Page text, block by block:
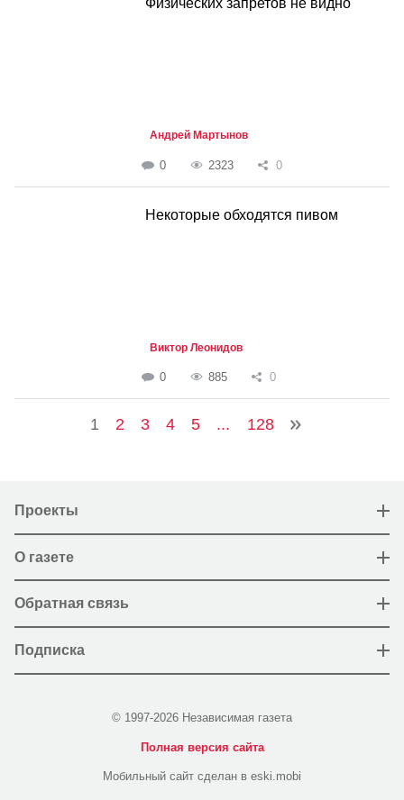
Андрей Мартынов
0 2323 0
Некоторые обходятся пивом
Виктор Леонидов
0 885 0
1 2 3 4 5 ... 128
Проекты
О газете
Обратная связь
Подписка
© 1997-2026 Независимая газета
Полная версия сайта
Мобильный сайт сделан в eski.mobi